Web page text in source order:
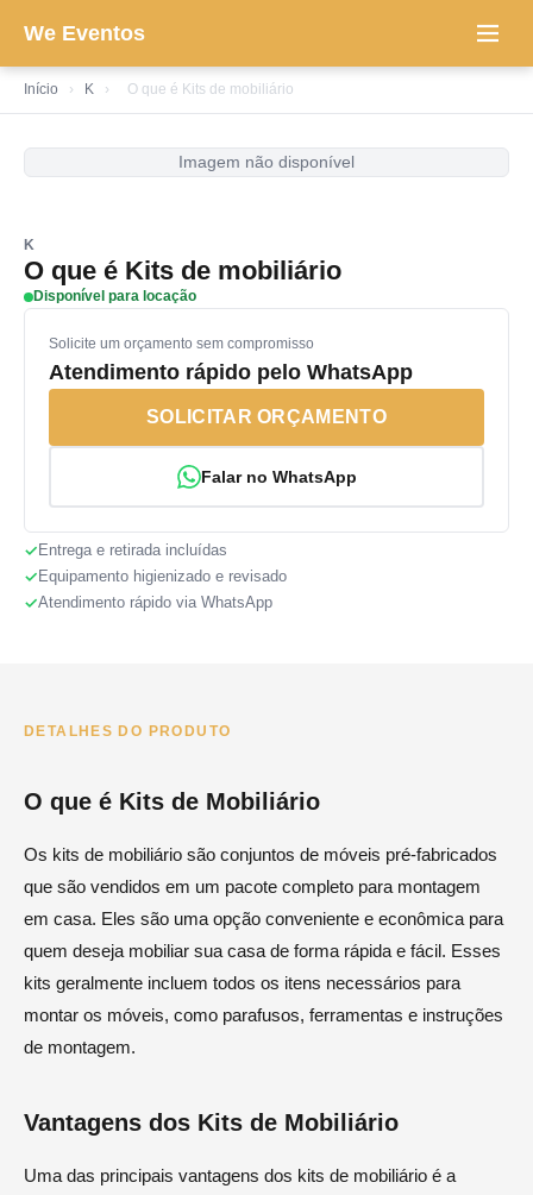
We Eventos
Início › K › O que é Kits de mobiliário
Imagem não disponível
K
O que é Kits de mobiliário
Disponível para locação
Solicite um orçamento sem compromisso
Atendimento rápido pelo WhatsApp
SOLICITAR ORÇAMENTO
Falar no WhatsApp
Entrega e retirada incluídas
Equipamento higienizado e revisado
Atendimento rápido via WhatsApp
DETALHES DO PRODUTO
O que é Kits de Mobiliário
Os kits de mobiliário são conjuntos de móveis pré-fabricados
que são vendidos em um pacote completo para montagem
em casa. Eles são uma opção conveniente e econômica para
quem deseja mobiliar sua casa de forma rápida e fácil. Esses
kits geralmente incluem todos os itens necessários para
montar os móveis, como parafusos, ferramentas e instruções
de montagem.
Vantagens dos Kits de Mobiliário
Uma das principais vantagens dos kits de mobiliário é a